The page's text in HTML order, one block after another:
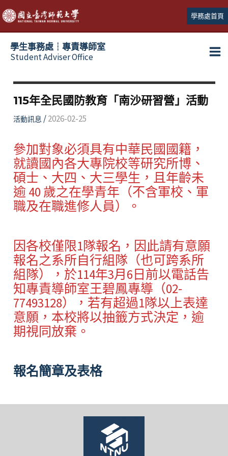
跳
至
主
學務處首頁
學生事務處┆專責導師室
Student Adviser Office
115年全民國防教育「南沙研習營」活動
活動訊息 /2026-02-25
參加對象必須具有中華民國國籍，
就讀國內各大專院校等研究所博、
碩士、大四、大三學生，且年齡未
逾 40 歲之在學青年（不含軍校、軍
職及在職進修人員）。
因各校僅限1隊報名，因此請有意願
報名之系所自行組隊（也可跨系所
組隊），於114年3月6日前以電話告
知專責導師室王碧鳳專導（02-
77493128），若有超過1隊以上表達
意願，本校將以抽籤方式決定，逾
期視同放棄。
報名簡章及表格